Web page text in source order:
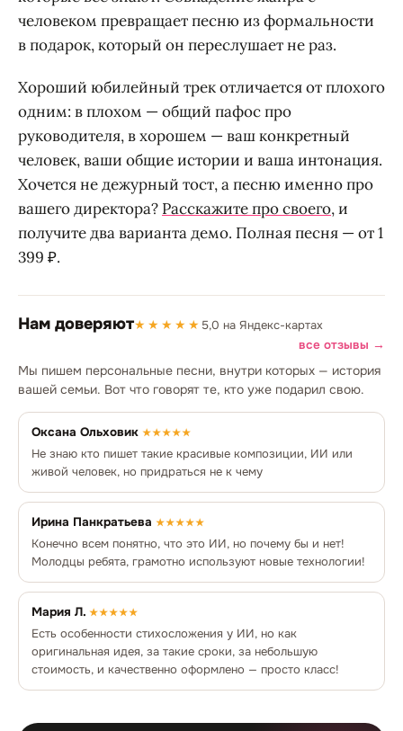
человеком превращает песню из формальности
в подарок, который он переслушает не раз.
Хороший юбилейный трек отличается от плохого
одним: в плохом — общий пафос про
руководителя, в хорошем — ваш конкретный
человек, ваши общие истории и ваша интонация.
Хочется не дежурный тост, а песню именно про
вашего директора? Расскажите про своего, и
получите два варианта демо. Полная песня — от 1
399 ₽.
Нам доверяют★★★★★ 5,0 на Яндекс-картах
все отзывы →
Мы пишем персональные песни, внутри которых — история
вашей семьи. Вот что говорят те, кто уже подарил свою.
Оксана Ольховик ★★★★★
Не знаю кто пишет такие красивые композиции, ИИ или
живой человек, но придраться не к чему
Ирина Панкратьева ★★★★★
Конечно всем понятно, что это ИИ, но почему бы и нет!
Молодцы ребята, грамотно используют новые технологии!
Мария Л. ★★★★★
Есть особенности стихосложения у ИИ, но как
оригинальная идея, за такие сроки, за небольшую
стоимость, и качественно оформлено — просто класс!